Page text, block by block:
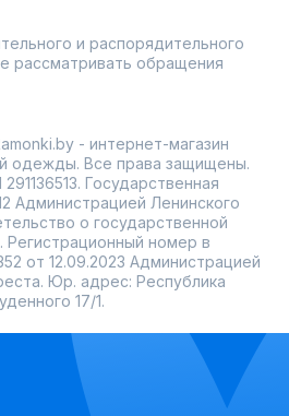
и распорядительного
рассматривать обращения
- интернет-магазин
одежды. Все права защищены.
Государственная
Администрацией Ленинского
о государственной
Регистрационный номер в
от 12.09.2023 Администрацией
Юр. адрес: Республика
17/1.